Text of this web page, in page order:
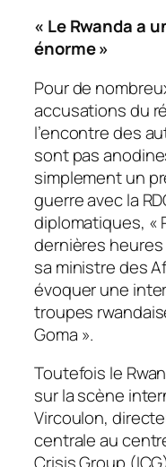
« Le Rwanda a
énorme »
Pour de
accusations du
l’encontre des
sont pas
simplement un
guerre avec la
diplomatiques, «
dernières
sa ministre des
évoquer une
troupes
Goma ».
Toutefois le
sur la scène
Vircoulon,
centrale au